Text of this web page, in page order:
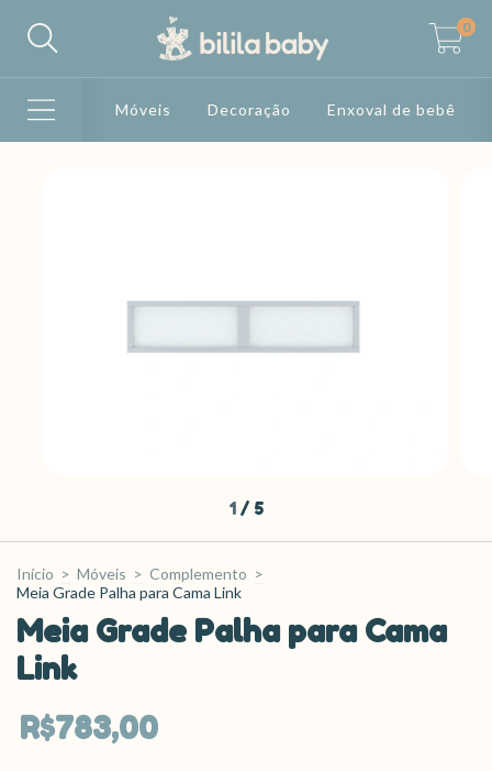
0
Móveis Decoração Enxoval de bebê
1 / 5
Início > Móveis > Complemento >
Meia Grade Palha para Cama Link
Meia Grade Palha para Cama
Link
R$783,00